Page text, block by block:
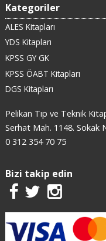
Kategoriler
ALES Kitapları
YDS Kitapları
KPSS GY GK
KPSS ÖABT Kitapları
DGS Kitapları
Pelikan Tıp ve Teknik
Serhat Mah. 1148. Sokak
0 312 354 70 75
Bizi takip edin